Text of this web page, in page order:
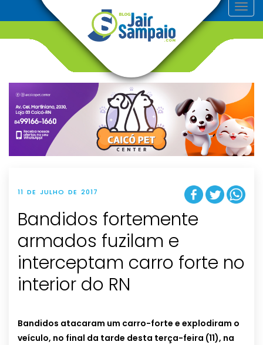
T
o
v
g
t
i
o
n
11 DE JULHO DE 2017
Bandidos fortemente
armados fuzilam e
interceptam carro forte no
interior do RN
Bandidos atacaram um carro-forte e explodiram o
veículo, no final da tarde desta terça-feira (11), na